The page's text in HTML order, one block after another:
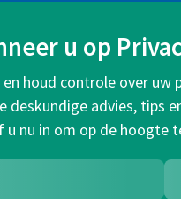
u op
houd controle over uw
deskundige advies, tips
u nu in om op de hoogte